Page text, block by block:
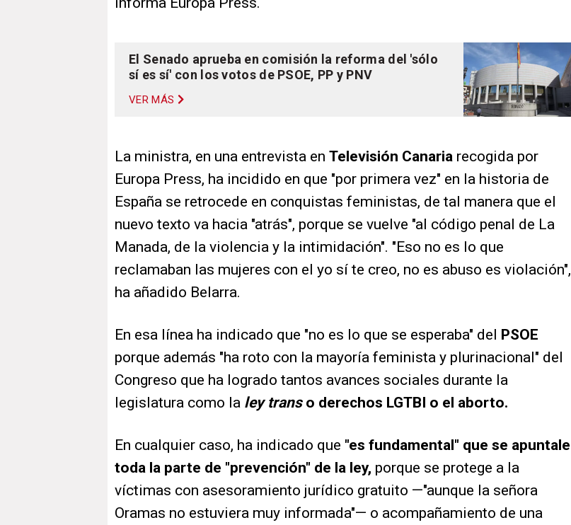
El Senado aprueba en comisión la reforma del 'sólo
sí es sí' con los votos de PSOE, PP y PNV
VER MÁS
La ministra, en una entrevista en Televisión Canaria recogida por
Europa Press, ha incidido en que "por primera vez" en la historia de
España se retrocede en conquistas feministas, de tal manera que el
nuevo texto va hacia "atrás", porque se vuelve "al código penal de La
Manada, de la violencia y la intimidación". "Eso no es lo que
reclamaban las mujeres con el yo sí te creo, no es abuso es violación",
ha añadido Belarra.
En esa línea ha indicado que "no es lo que se esperaba" del
PSOE
porque además "ha roto con la mayoría feminista y plurinacional" del
Congreso que ha logrado tantos avances sociales durante la
legislatura como la ley trans o derechos LGTBI o el aborto.
En cualquier caso, ha indicado que "es fundamental" que se apuntale
toda la parte de "prevención" de la ley, porque se protege a la
víctimas con asesoramiento jurídico gratuito —"aunque la señora
Oramas no estuviera muy informada"— o acompañamiento de una